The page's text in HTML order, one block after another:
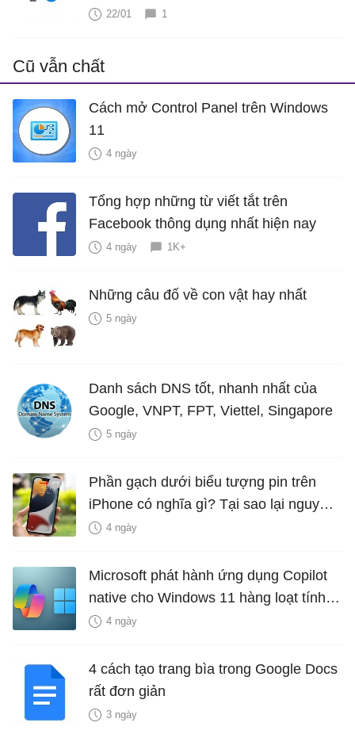
22/01 1
Cũ vẫn chất
Cách mở Control Panel trên Windows
11
4 ngày
Tổng hợp những từ viết tắt trên
Facebook thông dụng nhất hiện nay
4 ngày 1K+
Những câu đố về con vật hay nhất
5 ngày
Danh sách DNS tốt, nhanh nhất của
Google, VNPT, FPT, Viettel, Singapore
5 ngày
Phần gạch dưới biểu tượng pin trên
iPhone có nghĩa gì? Tại sao lại nguy
hiểm?
4 ngày
Microsoft phát hành ứng dụng Copilot
native cho Windows 11 hàng loạt tính
năng mới Hữu Ích
4 ngày
4 cách tạo trang bìa trong Google Docs
rất đơn giản
3 ngày